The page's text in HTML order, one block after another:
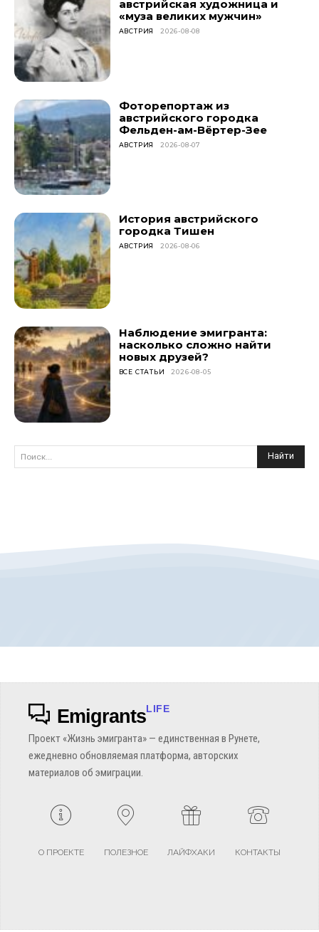
австрийская художница и
«муза великих мужчин»
АВСТРИЯ 2026-08-08
Фоторепортаж из
австрийского городка
Фельден-ам-Вёртер-Зее
АВСТРИЯ 2026-08-07
История австрийского
городка Тишен
АВСТРИЯ 2026-08-06
Наблюдение эмигранта:
насколько сложно найти
новых друзей?
ВСЕ СТАТЬИ 2026-08-05
Поиск... Найти
EmigrantsLIFE
Проект «Жизнь эмигранта» — единственная в Рунете,
ежедневно обновляемая платформа, авторских
материалов об эмиграции.
О ПРОЕКТЕ ПОЛЕЗНОЕ ЛАЙФХАКИ КОНТАКТЫ